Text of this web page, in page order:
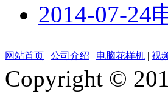
2014-07-24
网站首页 | 公司介绍 | 电脑花样机 | 视
Copyright ©